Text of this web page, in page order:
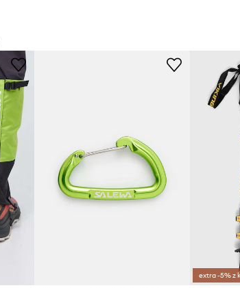
indywidualne dopasowanie obwodu.
przymocować ochraniacze do sznurówek.
odporne na uszkodzenia mechaniczne metalowe
buty, utrzymują ochraniacze w odpowiedniej pozycji i
się ich ku górze.
extra -5% z